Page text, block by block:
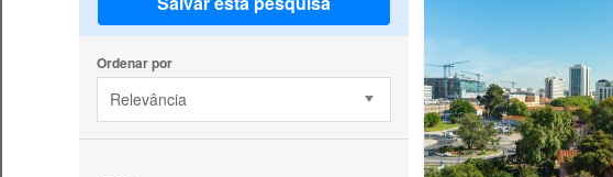
Ordenar por
Relevância